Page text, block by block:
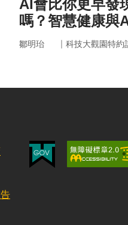
存書籤
AI會比你更早發
嗎？智慧健康與
來
鄒明珆 ｜ 科技大觀園特約